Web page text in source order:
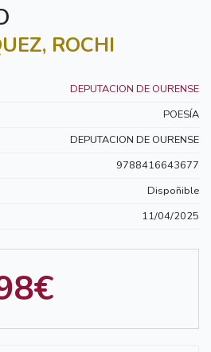
ROCHI
DEPUTACION DE OURENSE
POESÍA
DEPUTACION DE OURENSE
9788416643677
Dispoñible
11/04/2025